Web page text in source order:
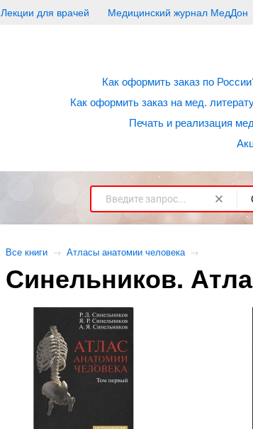
Лекции для врачей Медицинский журнал МедДон
Как оформить заказ по
Как оформить заказ на мед.
Печать и реализация
Все книги → Атласы анатомии человека →
Синельников.